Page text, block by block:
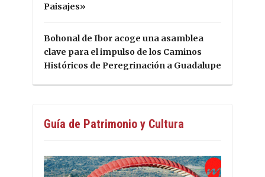
Paisajes»
Bohonal de Ibor acoge una asamblea
clave para el impulso de los Caminos
Históricos de Peregrinación a Guadalupe
Guía de Patrimonio y Cultura